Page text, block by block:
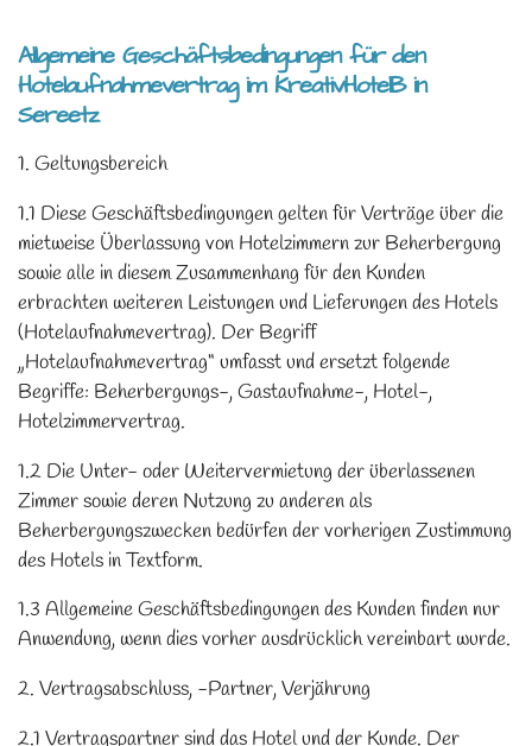
Allgemeine Geschäftsbedingungen für den
Hotelaufnahmevertrag im KreativHotelB in
Sereetz
1. Geltungsbereich
1.1 Diese Geschäftsbedingungen gelten für Verträge über die
mietweise Überlassung von Hotelzimmern zur Beherbergung
sowie alle in diesem Zusammenhang für den Kunden
erbrachten weiteren Leistungen und Lieferungen des Hotels
(Hotelaufnahmevertrag). Der Begriff
„Hotelaufnahmevertrag“ umfasst und ersetzt folgende
Begriffe: Beherbergungs-, Gastaufnahme-, Hotel-,
Hotelzimmervertrag.
1.2 Die Unter- oder Weitervermietung der überlassenen
Zimmer sowie deren Nutzung zu anderen als
Beherbergungszwecken bedürfen der vorherigen Zustimmung
des Hotels in Textform.
1.3 Allgemeine Geschäftsbedingungen des Kunden finden nur
Anwendung, wenn dies vorher ausdrücklich vereinbart wurde.
2. Vertragsabschluss, -Partner, Verjährung
2.1 Vertragspartner sind das Hotel und der Kunde. Der